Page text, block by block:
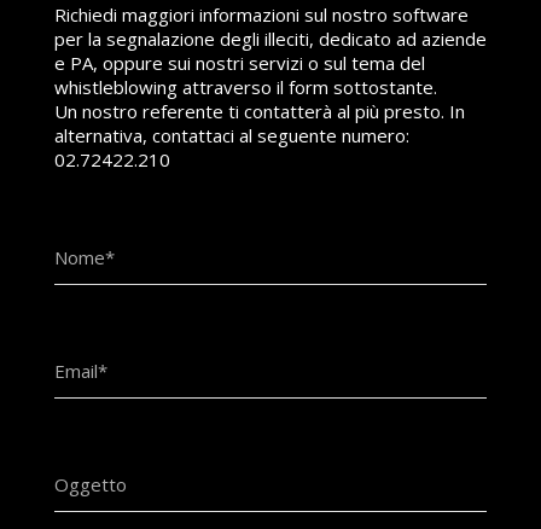
Richiedi maggiori informazioni sul nostro software
per la segnalazione degli illeciti, dedicato ad aziende
e PA, oppure sui nostri servizi o sul tema del
whistleblowing attraverso il form sottostante.
Un nostro referente ti contatterà al più presto. In
alternativa, contattaci al seguente numero:
02.72422.210
Nome*
Email*
Oggetto